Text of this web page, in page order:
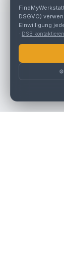
DSGVO)
Einwilligung
· DSB kontaktieren
⚙️